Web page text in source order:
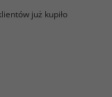
już kupiło